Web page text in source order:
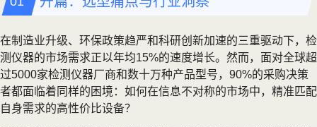
在制造业升级、环保政策趋严和科研创新加速的三重驱动下，检
测仪器的市场需求正以年均15%的速度增长。然而，面对全球超
过5000家检测仪器厂商和数十万种产品型号，90%的采购决策
者都面临着同样的困境：如何在信息不对称的市场中，精准匹配
自身需求的高性价比设备？